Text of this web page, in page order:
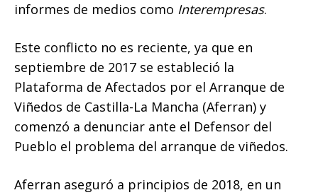
informes de medios como Interempresas.
Este conflicto no es reciente, ya que en
septiembre de 2017 se estableció la
Plataforma de Afectados por el Arranque de
Viñedos de Castilla-La Mancha (Aferran) y
comenzó a denunciar ante el Defensor del
Pueblo el problema del arranque de viñedos.
Aferran aseguró a principios de 2018, en un